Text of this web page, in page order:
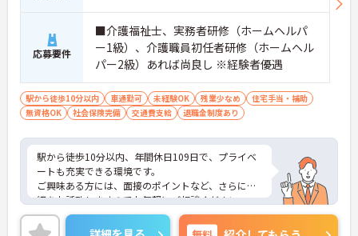
応募要件
■介護福祉士、実務者研修（ホームヘルパ
ー1級）、介護職員初任者研修（ホームヘル
パー2級）あれば尚良し ※経験者優遇
駅から徒歩10分以内 車通勤可 未経験OK 残業少なめ
住宅手当・補助
無資格OK
社会保険完備 交通費支給 退職金制度あり
駅から徒歩10分以内、年間休日109日で、プライベ
ートも充実できる環境です。
ご興味ある方には、面接のポイントなど、さらに詳
細をお話致しますのでお気軽にご相談ください。